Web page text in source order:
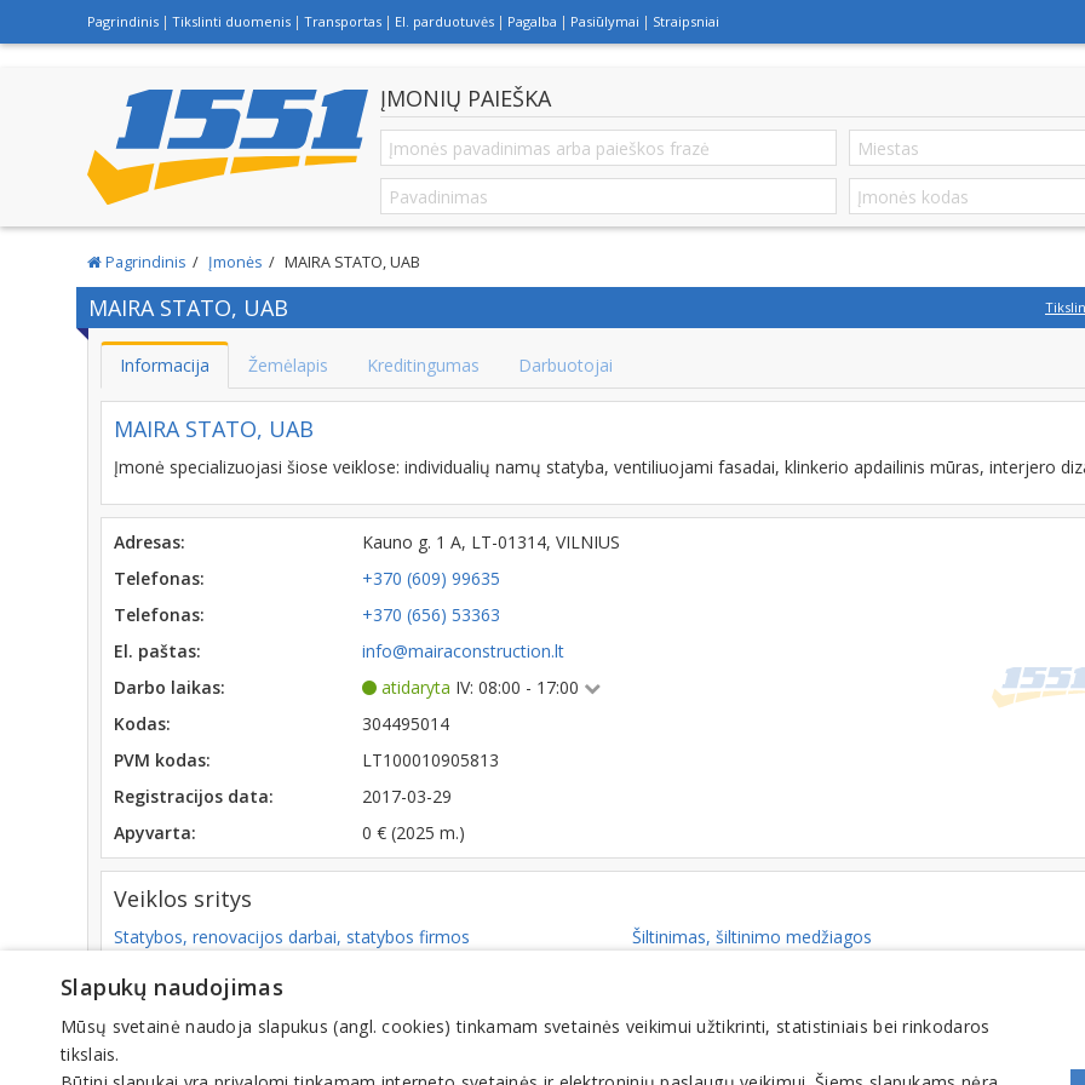
Pagrindinis Tikslinti duomenis Transportas El. parduotuvės Pagalba Pasiūlymai Straipsniai
ĮMONIŲ PAIEŠKA
Pagrindinis Įmonės MAIRA STATO, UAB
MAIRA STATO, UAB
Informacija Žemėlapis Kreditingumas Darbuotojai
MAIRA STATO, UAB
Įmonė specializuojasi šiose veiklose: individualių namų statyba, ventiliuojami fasadai, klinkerio apdailinis mūras, interjero
Adresas:
Kauno g. 1 A, LT-01314, VILNIUS
Telefonas:
+370 (609) 99635
Telefonas:
+370 (656) 53363
El. paštas:
info@mairaconstruction.lt
Darbo laikas:
atidaryta IV: 08:00 - 17:00
Kodas:
304495014
PVM kodas:
LT100010905813
Registracijos data:
2017-03-29
Apyvarta:
0 € (2025 m.)
Veiklos sritys
Statybos, renovacijos darbai, statybos firmos Šiltinimas, šiltinimo medžiagos
Slapukų naudojimas
Mūsų svetainė naudoja slapukus (angl. cookies) tinkamam svetainės veikimui užtikrinti, statistiniais bei rinkodaros
tikslais.